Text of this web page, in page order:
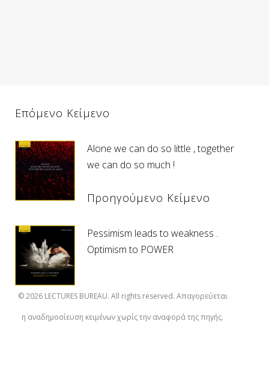
Επόμενο Κείμενο
Alone we can do so little , together
we can do so much !
Προηγούμενο Κείμενο
Pessimism leads to weakness .
Optimism to POWER
© 2026 LECTURES BUREAU. All rights reserved. Απαγορεύεται
η αναδημοσίευση κειμένων χωρίς την αναφορά της πηγής.